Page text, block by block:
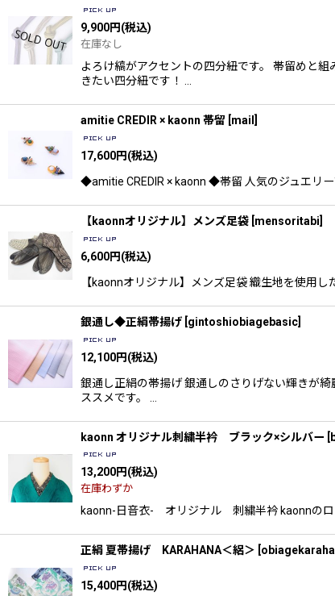
9,900円(税込)
在庫なし
よろけ縞がアクセントの四分紐です。 帯留めと
きたい四分紐です！ …
amitie CREDIR × kaonn 帯留 mail
17,600円(税込)
◆amitie CREDIR × kaonn ◆帯留 人気のジュエリ
【kaonnオリジナル】メンズ足袋 mensoritabi
6,600円(税込)
【kaonnオリジナル】メンズ足袋 織生地を使用
銀通し◆正絹帯揚げ gintoshiobiagebasic
12,100円(税込)
銀通し正絹の帯揚げ 銀通しのさりげない輝きが
ススメです。 …
kaonn オリジナル刺繍半衿 ブラック×シルバー
13,200円(税込)
在庫わずか
kaonn-日音衣- オリジナル 刺繍半衿 kaonnのロ
正絹 夏帯揚げ KARAHANA＜絽＞
15,400円(税込)